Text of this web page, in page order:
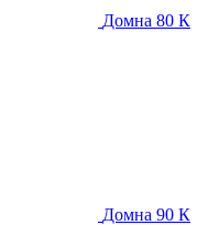
Домна 80 К
Домна 90 К